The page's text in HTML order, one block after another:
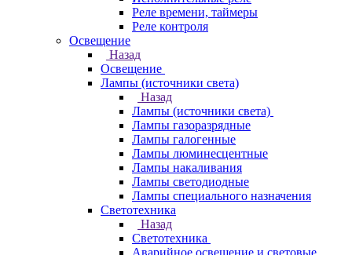
Реле времени, таймеры
Реле контроля
Освещение
Назад
Освещение
Лампы (источники света)
Назад
Лампы (источники света)
Лампы газоразрядные
Лампы галогенные
Лампы люминесцентные
Лампы накаливания
Лампы светодиодные
Лампы специального назначения
Светотехника
Назад
Светотехника
Аварийное освещение и световые